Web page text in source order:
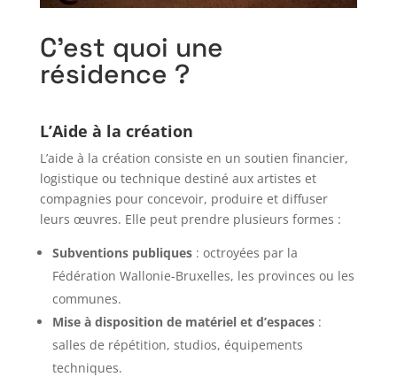
C’est quoi une
résidence ?
L’Aide à la création
L’aide à la création consiste en un soutien financier,
logistique ou technique destiné aux artistes et
compagnies pour concevoir, produire et diffuser
leurs œuvres. Elle peut prendre plusieurs formes :
Subventions publiques: octroyées par la
Fédération Wallonie-Bruxelles, les provinces ou les
communes.
Mise à disposition de matériel et d’espaces:
salles de répétition, studios, équipements
techniques.